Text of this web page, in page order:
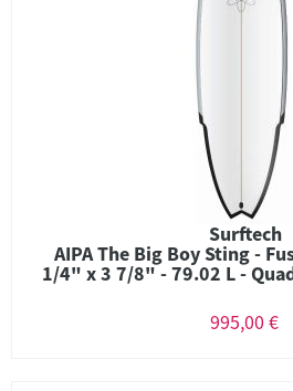
Surftech
AIPA The Big Boy Sting -
1/4" x 3 7/8" - 79.02 L -
995,00 €